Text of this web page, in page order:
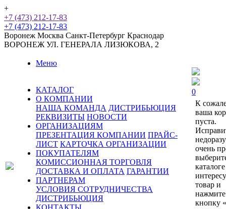
+
+7 (473) 212-17-83
+7 (473) 212-17-83
Воронеж Москва Санкт-Петербург Краснодар
ВОРОНЕЖ УЛ. ГЕНЕРАЛА ЛИЗЮКОВА, 2
Меню
КАТАЛОГ
О КОМПАНИИ
НАША КОМАНДА ДИСТРИБЬЮЦИЯ
РЕКВИЗИТЫ НОВОСТИ
ОРГАНИЗАЦИЯМ
ПРЕЗЕНТАЦИЯ КОМПАНИИ ПРАЙС-
ЛИСТ КАРТОЧКА ОРГАНИЗАЦИИ
ПОКУПАТЕЛЯМ
КОМИССИОННАЯ ТОРГОВЛЯ
ДОСТАВКА И ОПЛАТА ГАРАНТИИ
ПАРТНЕРАМ
УСЛОВИЯ СОТРУДНИЧЕСТВА
ДИСТРИБЬЮЦИЯ
КОНТАКТЫ
0
К
ваша
пуста.
очень
каталоге
товар и
нажмите
кнопку